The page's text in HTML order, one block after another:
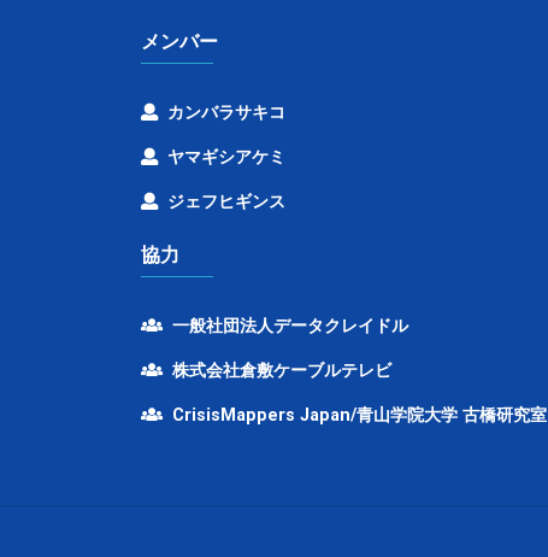
メンバー
カンバラサキコ
ヤマギシアケミ
ジェフヒギンス
協力
一般社団法人データクレイドル
株式会社倉敷ケーブルテレビ
CrisisMappers Japan/青山学院大学 古橋研究室